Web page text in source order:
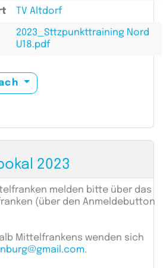
TV Altdorf
2023_Sttzpunkttraining Nord
U18.pdf
2023
melden bitte über das
(über den Anmeldebutton
Mittelfrankens wenden sich
.